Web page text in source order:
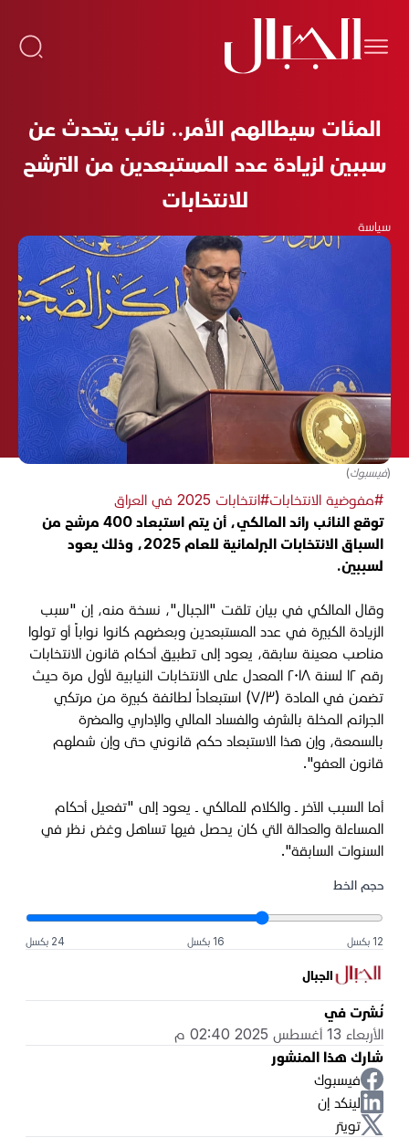
المئات سيطالهم الأمر.. نائب يتحدث عن
سببين لزيادة عدد المستبعدين من الترشح
للانتخابات
سياسة
(فيسبوك)
#مفوضية الانتخابات#انتخابات 2025 في العراق
توقع النائب رائد المالكي، أن يتم استبعاد 400 مرشح من
السباق الانتخابات البرلمانية للعام 2025، وذلك يعود
لسببين.
وقال المالكي في بيان تلقت "الجبال"، نسخة منه، إن "سبب
الزيادة الكبيرة في عدد المستبعدين وبعضهم كانوا نواباً أو تولوا
مناصب معينة سابقة، يعود إلى تطبيق أحكام قانون الانتخابات
رقم ١٢ لسنة ٢٠١٨ المعدل على الانتخابات النيابية لأول مرة حيث
تضمن في المادة (٧/٣) استبعاداً لطائفة كبيرة من مرتكبي
الجرائم المخلة بالشرف والفساد المالي والإداري والمضرة
بالسمعة، وإن هذا الاستبعاد حكم قانوني حتى وإن شملهم
قانون العفو".
أما السبب الآخر ـ والكلام للمالكي ـ يعود إلى "تفعيل أحكام
المساءلة والعدالة التي كان يحصل فيها تساهل وغض نظر في
السنوات السابقة".
حجم الخط
12 بكسل 16 بكسل 24 بكسل
الجبال
نُشرت في
الأربعاء 13 أغسطس 2025 02:40 م
شارك هذا المنشور
فيسبوك
لينكد إن
تويتر